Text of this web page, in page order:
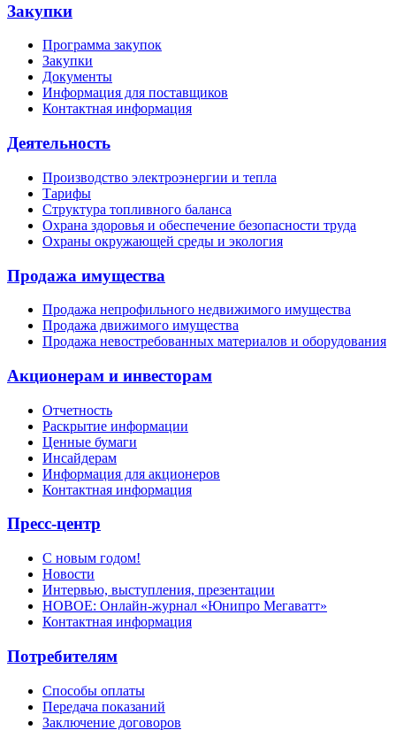
Закупки
Программа закупок
Закупки
Документы
Информация для поставщиков
Контактная информация
Деятельность
Производство электроэнергии и тепла
Тарифы
Структура топливного баланса
Охрана здоровья и обеспечение безопасности труда
Охраны окружающей среды и экология
Продажа имущества
Продажа непрофильного недвижимого имущества
Продажа движимого имущества
Продажа невостребованных материалов и оборудования
Акционерам и инвесторам
Отчетность
Раскрытие информации
Ценные бумаги
Инсайдерам
Информация для акционеров
Контактная информация
Пресс-центр
С новым годом!
Новости
Интервью, выступления, презентации
НОВОЕ: Онлайн-журнал «Юнипро Мегаватт»
Контактная информация
Потребителям
Способы оплаты
Передача показаний
Заключение договоров